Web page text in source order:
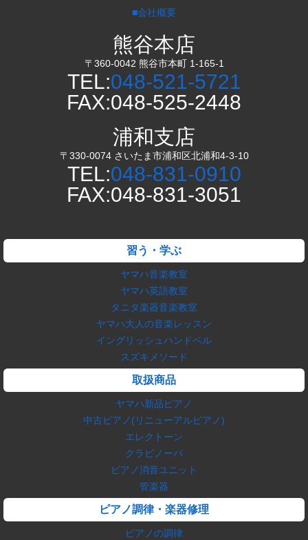
■会社概要
熊谷本店
〒360-0042 熊谷市本町 1-165-1
TEL:048-521-5721
FAX:048-525-2448
浦和支店
〒330-0074 さいたま市浦和区北浦和4-3-10
TEL:048-831-0910
FAX:048-831-3051
習う・学ぶ
ヤマハ音楽教室
ヤマハ英語教室
タニタ楽器音楽教室
ヤマハ大人の音楽レッスン
イングリッシュハンドベル
スズキメソード
取扱商品
ヤマハ新品ピアノ
中古ピアノ(リニューアルピアノ)
エレクトーン
クラビノーバ
ピアノ消音ユニット
管楽器
ピアノ調律・楽器修理
ピアノの調律